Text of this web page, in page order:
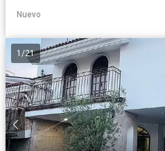
Nuevo
1 /21